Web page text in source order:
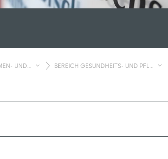
UND... BEREICH GESUNDHEITS- UND PFL...